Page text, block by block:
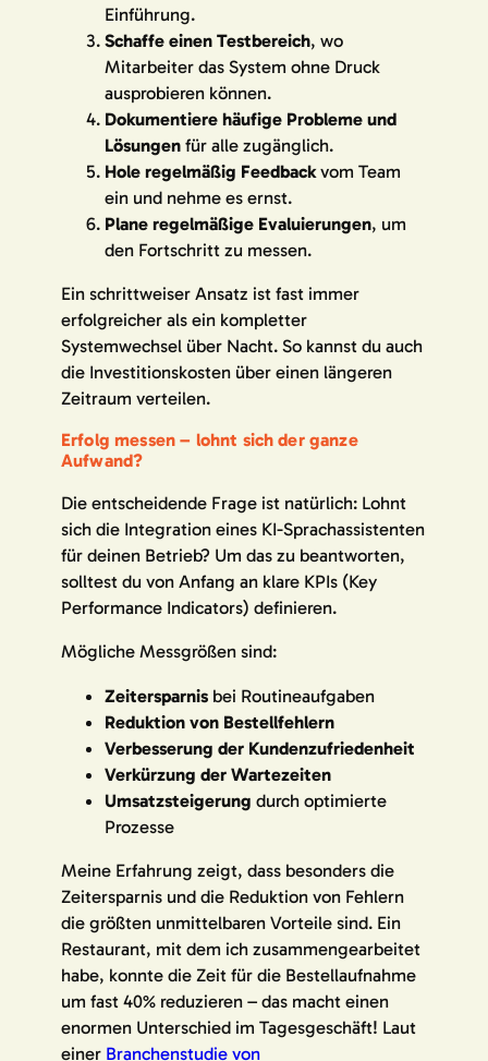
Einführung.
Schaffe einen Testbereich, wo
Mitarbeiter das System ohne Druck
ausprobieren können.
Dokumentiere häufige Probleme und
Lösungen für alle zugänglich.
Hole regelmäßig Feedbackvom Team
ein und nehme es ernst.
Plane regelmäßige Evaluierungen, um
den Fortschritt zu messen.
Ein schrittweiser Ansatz ist fast immer
erfolgreicher als ein kompletter
Systemwechsel über Nacht. So kannst du auch
die Investitionskosten über einen längeren
Zeitraum verteilen.
Erfolg messen – lohnt sich der ganze
Aufwand?
Die entscheidende Frage ist natürlich: Lohnt
sich die Integration eines KI-Sprachassistenten
für deinen Betrieb? Um das zu beantworten,
solltest du von Anfang an klare KPIs (Key
Performance Indicators) definieren.
Mögliche Messgrößen sind:
Zeitersparnis bei Routineaufgaben
Reduktion von Bestellfehlern
Verbesserung der Kundenzufriedenheit
Verkürzung der Wartezeiten
Umsatzsteigerung durch optimierte
Prozesse
Meine Erfahrung zeigt, dass besonders die
Zeitersparnis und die Reduktion von Fehlern
die größten unmittelbaren Vorteile sind. Ein
Restaurant, mit dem ich zusammengearbeitet
habe, konnte die Zeit für die Bestellaufnahme
um fast 40% reduzieren – das macht einen
enormen Unterschied im Tagesgeschäft! Laut
einer Branchenstudie von